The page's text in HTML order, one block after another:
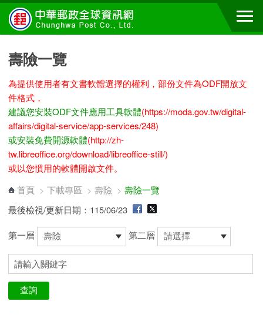
跳到主要內容區塊
壽險一覽
為提供使用者有文書軟體選擇的權利，部份文件為ODF開放文
件格式，
建議您安裝ODF文件應用工具軟體(https://moda.gov.tw/digital-
affairs/digital-service/app-services/248)
或安裝免費開源軟體(http://zh-
tw.libreoffice.org/download/libreoffice-still/)
或以您慣用的軟體開啟文件。
首頁 >下載專區 >壽險 >壽險一覽
最後檢視/更新日期：115/06/23
第一層 第二層